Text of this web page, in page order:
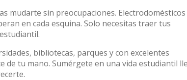
mudarte sin preocupaciones. Electrodomésticos
en cada esquina. Solo necesitas traer tus
bibliotecas, parques y con excelentes
de tu mano. Sumérgete en una vida estudiantil